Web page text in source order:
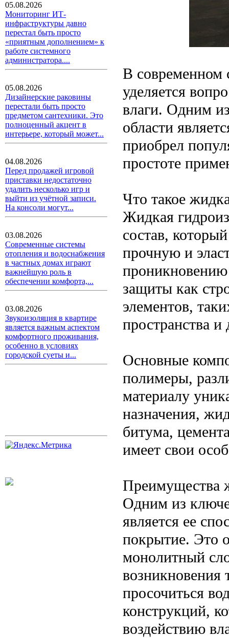
05.08.2026
Мониторинг ИТ-
инфраструктуры давно
перестал быть просто
«приятным дополнением» к
работе системного
администратора....
05.08.2026
Дизайнерские раковины
перестали быть просто
предметом сантехники. Это
полноценный акцент в
интерьере, который может...
04.08.2026
Перед продажей игровой
приставки недостаточно
удалить несколько игр и
выйти из учётной записи.
На консоли могут...
03.08.2026
Современные системы
отопления и водоснабжения
в частных домах играют
важнейшую роль в
обеспечении комфорта,...
03.08.2026
Звукоизоляция в квартире
является важным аспектом
комфортного проживания,
особенно в условиях
городской суеты и...
В современном
уделяется
влаги. Одним
области
приобрел
простоте
Что такое
Жидкая
состав,
прочную и
защиты как
элементов,
пространства
Основные
полимеры,
материалу
назначения,
битума,
имеет свои
Преимущества
Одним из
является ее
покрытие. Это
монолитный
просочиться
конструкций,
воздействию